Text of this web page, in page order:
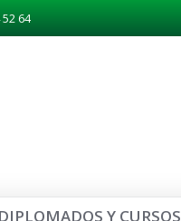
64
DIPLOMADOS Y CURSOS